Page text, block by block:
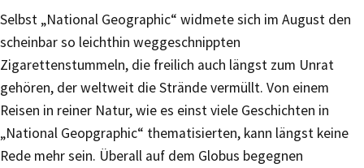
Selbst „National Geographic“ widmete sich im August den
scheinbar so leichthin weggeschnippten
Zigarettenstummeln, die freilich auch längst zum Unrat
gehören, der weltweit die Strände vermüllt. Von einem
Reisen in reiner Natur, wie es einst viele Geschichten in
„National Geopgraphic“ thematisierten, kann längst keine
Rede mehr sein. Überall auf dem Globus begegnen